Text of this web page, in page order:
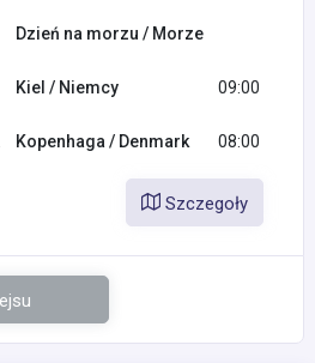
Dzień na morzu / Morze
Kiel / Niemcy 09:00
Kopenhaga / Denmark 08:00
Szczegoły